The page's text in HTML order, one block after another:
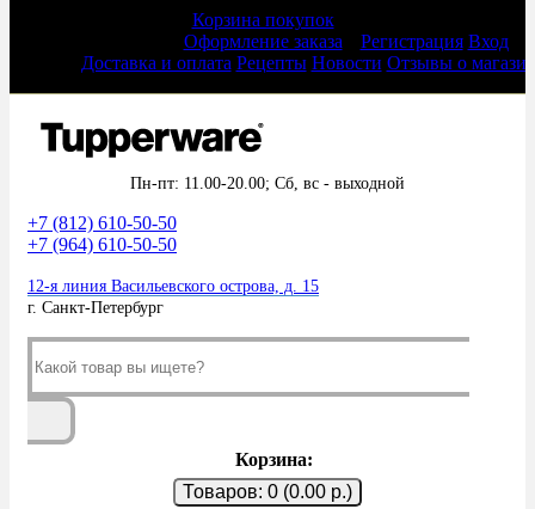
Корзина покупок
Оформление заказа
Регистрация Вход
Доставка и оплата Рецепты Новости Отзывы о
Пн-пт: 11.00-20.00; Сб, вс - выходной
+7 (812) 610-50-50
+7 (964) 610-50-50
12-я линия Васильевского острова, д. 15
г. Санкт-Петербург
Корзина:
Товаров: 0 (0.00 р.)